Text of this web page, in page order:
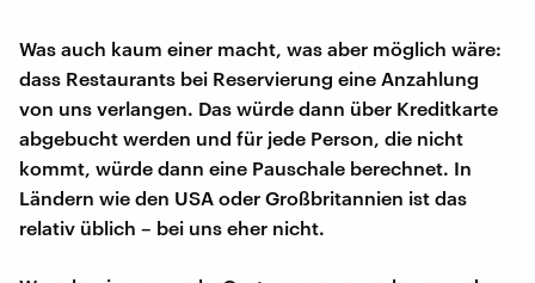
Was auch kaum einer macht, was aber möglich wäre:
dass Restaurants bei Reservierung eine Anzahlung
von uns verlangen. Das würde dann über Kreditkarte
abgebucht werden und für jede Person, die nicht
kommt, würde dann eine Pauschale berechnet. In
Ländern wie den USA oder Großbritannien ist das
relativ üblich – bei uns eher nicht.